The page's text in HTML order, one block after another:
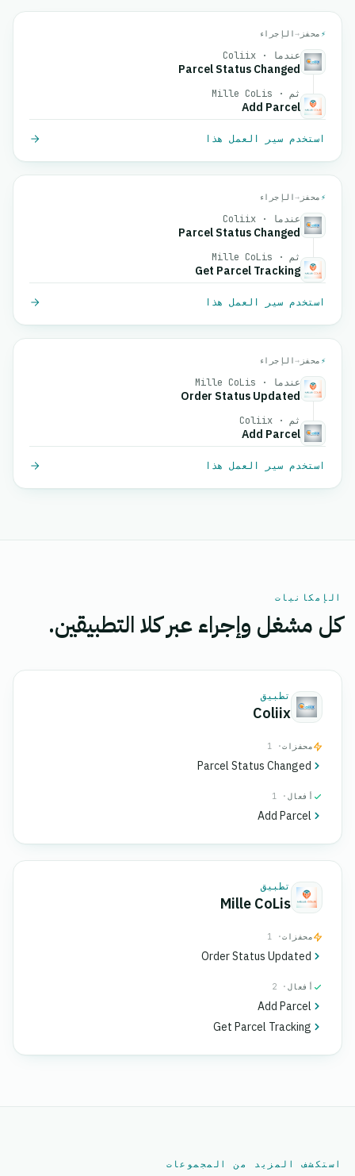
⚡ محفز →الإجراء
عندما · Coliix
Parcel Status Changed
ثم · Mille CoLis
Add Parcel
استخدم سير العمل هذا
⚡ محفز →الإجراء
عندما · Coliix
Parcel Status Changed
ثم · Mille CoLis
Get Parcel Tracking
استخدم سير العمل هذا
⚡ محفز →الإجراء
عندما · Mille CoLis
Order Status Updated
ثم · Coliix
Add Parcel
استخدم سير العمل هذا
الإمكانيات
كل مشغل وإجراء عبر كلا التطبيقين.
تطبيق
Coliix
محفزات· 1
Parcel Status Changed
أفعال · 1
Add Parcel
تطبيق
Mille CoLis
محفزات· 1
Order Status Updated
أفعال · 2
Add Parcel
Get Parcel Tracking
استكشف المزيد من المجموعات